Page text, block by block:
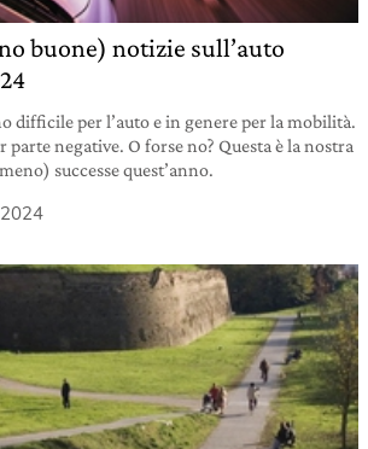
buone) notizie sull’auto
difficile per l’auto e in genere per la mobilità.
negative. O forse no? Questa è la nostra
successe quest’anno.